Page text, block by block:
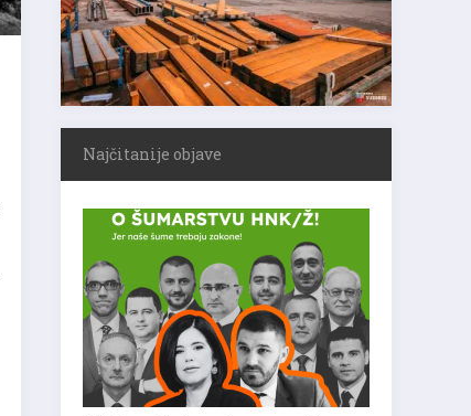
Najčitanije objave